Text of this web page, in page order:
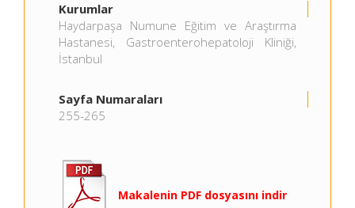
Kurumlar
Haydarpaşa Numune Eğitim ve Araştırma
Hastanesi, Gastroenterohepatoloji Kliniği,
İstanbul
Sayfa Numaraları
255-265
Makalenin PDF dosyasını indir